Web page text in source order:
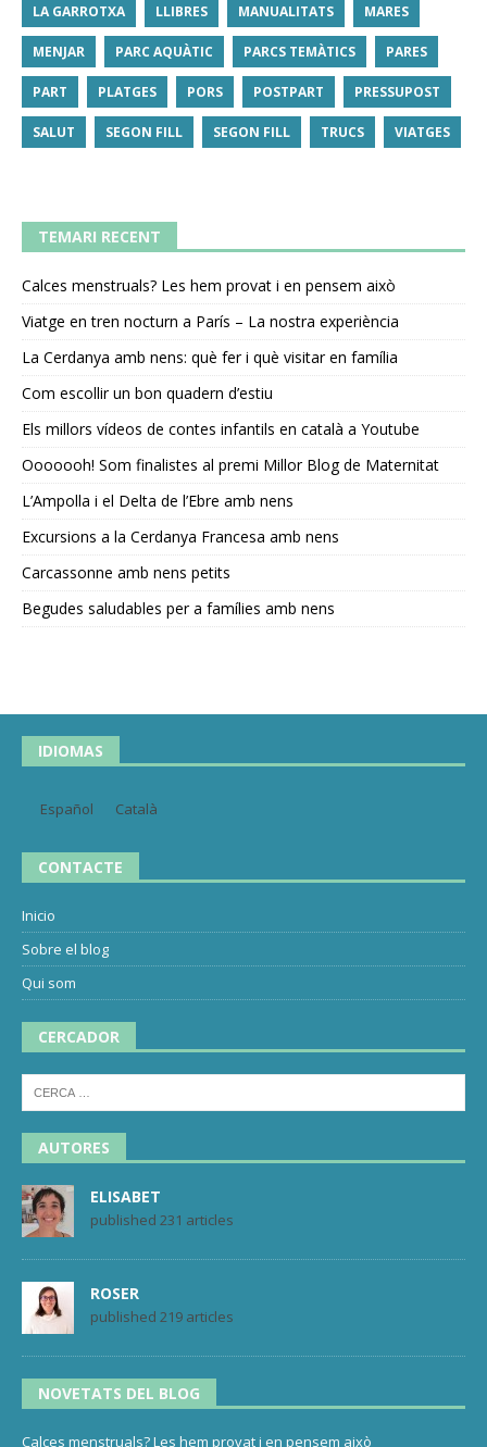
LA GARROTXA LLIBRES MANUALITATS MARES
MENJAR PARC AQUÀTIC PARCS TEMÀTICS PARES
PART PLATGES PORS POSTPART PRESSUPOST
SALUT SEGON FILL SEGON FILL TRUCS VIATGES
TEMARI RECENT
Calces menstruals? Les hem provat i en pensem això
Viatge en tren nocturn a París – La nostra experiència
La Cerdanya amb nens: què fer i què visitar en família
Com escollir un bon quadern d’estiu
Els millors vídeos de contes infantils en català a Youtube
Ooooooh! Som finalistes al premi Millor Blog de Maternitat
L’Ampolla i el Delta de l’Ebre amb nens
Excursions a la Cerdanya Francesa amb nens
Carcassonne amb nens petits
Begudes saludables per a famílies amb nens
IDIOMAS
Español Català
CONTACTE
Inicio
Sobre el blog
Qui som
CERCADOR
AUTORES
ELISABET
published 231 articles
ROSER
published 219 articles
NOVETATS DEL BLOG
Calces menstruals? Les hem provat i en pensem això